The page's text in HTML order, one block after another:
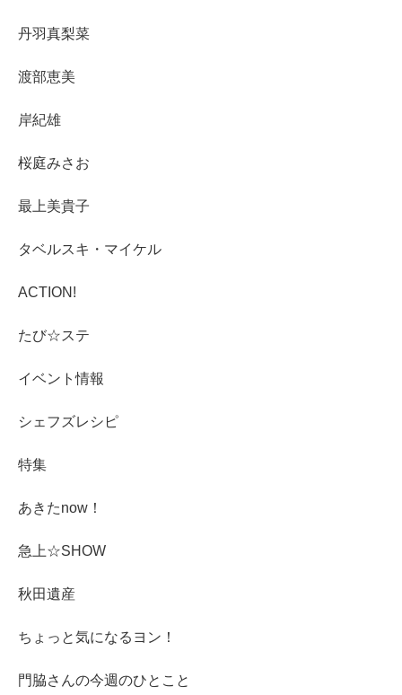
丹羽真梨菜
渡部恵美
岸紀雄
桜庭みさお
最上美貴子
タベルスキ・マイケル
ACTION!
たび☆ステ
イベント情報
シェフズレシピ
特集
あきたnow！
急上☆SHOW
秋田遺産
ちょっと気になるヨン！
門脇さんの今週のひとこと